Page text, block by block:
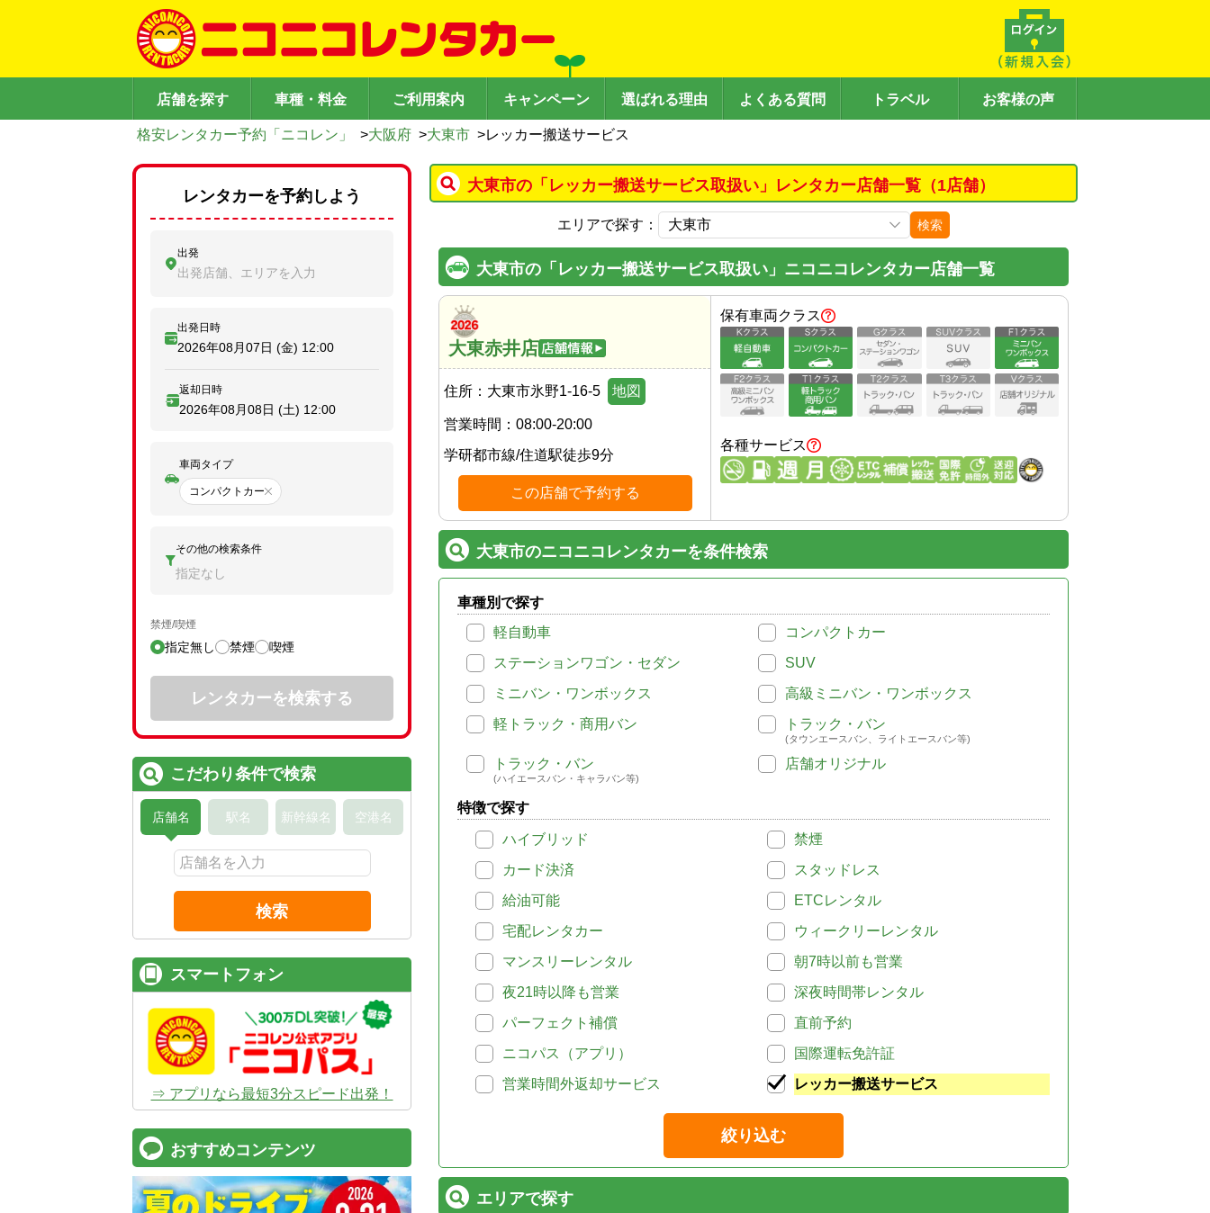
店舗を探す 車種・料金 ご利用案内 キャンペーン 選ばれる理由 よくある質問 トラベル お客様の声
格安レンタカー予約「ニコレン」 >大阪府 >大東市 >レッカー搬送サービス
大東市の「レッカー搬送サービス取扱い」レンタカー店舗一覧（1店舗）
エリアで探す： 検索
大東市の「レッカー搬送サービス取扱い」ニコニコレンタカー店舗一覧
大東赤井店
住所： 大東市氷野1-16-5 地図
営業時間： 08:00-20:00
学研都市線/住道駅徒歩9分
この店舗で予約する
保有車両クラス
各種サービス
大東市のニコニコレンタカーを条件検索
車種別で探す
軽自動車
コンパクトカー
ステーションワゴン・セダン
SUV
ミニバン・ワンボックス
高級ミニバン・ワンボックス
軽トラック・商用バン
トラック・バン
(タウンエースバン、ライトエースバン等)
トラック・バン
(ハイエースバン・キャラバン等)
店舗オリジナル
特徴で探す
ハイブリッド
禁煙
カード決済
スタッドレス
給油可能
ETCレンタル
宅配レンタカー
ウィークリーレンタル
マンスリーレンタル
朝7時以前も営業
夜21時以降も営業
深夜時間帯レンタル
パーフェクト補償
直前予約
ニコパス（アプリ）
国際運転免許証
営業時間外返却サービス
レッカー搬送サービス
絞り込む
エリアで探す
レンタカーを予約しよう
出発
出発店舗、エリアを入力
出発日時
2026年08月07日 (金) 12:00
返却日時
2026年08月08日 (土) 12:00
車両タイプ
コンパクトカー
その他の検索条件
指定なし
禁煙/喫煙
指定無し 禁煙 喫煙
レンタカーを検索する
こだわり条件で検索
店舗名 駅名 新幹線名 空港名
検索
スマートフォン
⇒ アプリなら最短3分スピード出発！
おすすめコンテンツ